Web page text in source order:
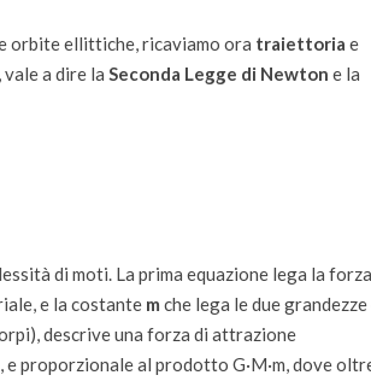
orbite ellittiche, ricaviamo ora traiettoria e
a dire la Seconda Legge di Newton e la
di moti. La prima equazione lega la forza
e la costante m che lega le due grandezze
descrive una forza di attrazione
proporzionale al prodotto G·M·m, dove